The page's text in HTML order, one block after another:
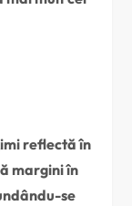
reflectă în
margini în
se